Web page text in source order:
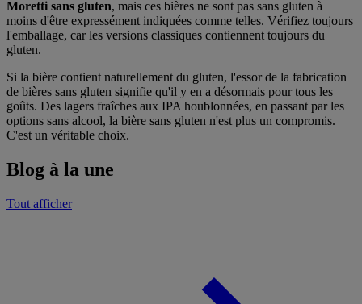
Moretti sans gluten, mais ces bières ne sont pas sans gluten à
moins d'être expressément indiquées comme telles. Vérifiez toujours
l'emballage, car les versions classiques contiennent toujours du
gluten.
Si la bière contient naturellement du gluten, l'essor de la fabrication
de bières sans gluten signifie qu'il y en a désormais pour tous les
goûts. Des lagers fraîches aux IPA houblonnées, en passant par les
options sans alcool, la bière sans gluten n'est plus un compromis.
C'est un véritable choix.
Blog à la une
Tout afficher